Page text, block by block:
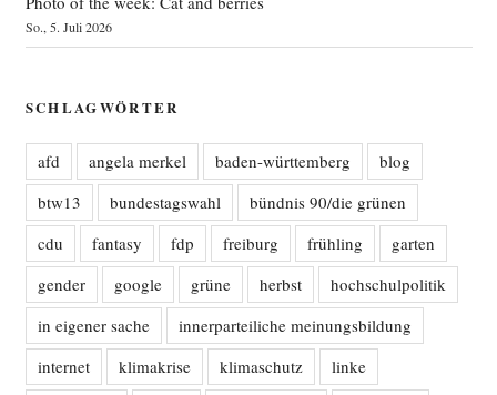
So., 5. Juli 2026
SCHLAGWÖRTER
afd angela merkel baden-württemberg
blog
btw13
bundestagswahl
bündnis 90/die grünen
cdu
fantasy fdp freiburg frühling
garten
gender
google grüne herbst
hochschulpolitik
in eigener sache
innerparteiliche meinungsbildung
internet
klimakrise klimaschutz
linke